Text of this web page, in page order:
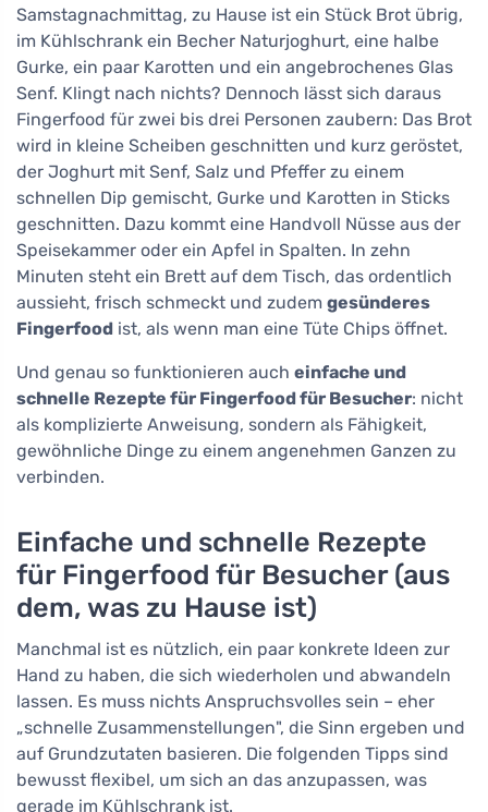
Samstagnachmittag, zu Hause ist ein Stück Brot übrig,
im Kühlschrank ein Becher Naturjoghurt, eine halbe
Gurke, ein paar Karotten und ein angebrochenes Glas
Senf. Klingt nach nichts? Dennoch lässt sich daraus
Fingerfood für zwei bis drei Personen zaubern: Das Brot
wird in kleine Scheiben geschnitten und kurz geröstet,
der Joghurt mit Senf, Salz und Pfeffer zu einem
schnellen Dip gemischt, Gurke und Karotten in Sticks
geschnitten. Dazu kommt eine Handvoll Nüsse aus der
Speisekammer oder ein Apfel in Spalten. In zehn
Minuten steht ein Brett auf dem Tisch, das ordentlich
aussieht, frisch schmeckt und zudem gesünderes
Fingerfood ist, als wenn man eine Tüte Chips öffnet.
Und genau so funktionieren auch einfache und
schnelle Rezepte für Fingerfood für Besucher: nicht
als komplizierte Anweisung, sondern als Fähigkeit,
gewöhnliche Dinge zu einem angenehmen Ganzen zu
verbinden.
Einfache und schnelle Rezepte
für Fingerfood für Besucher (aus
dem, was zu Hause ist)
Manchmal ist es nützlich, ein paar konkrete Ideen zur
Hand zu haben, die sich wiederholen und abwandeln
lassen. Es muss nichts Anspruchsvolles sein – eher
„schnelle Zusammenstellungen", die Sinn ergeben und
auf Grundzutaten basieren. Die folgenden Tipps sind
bewusst flexibel, um sich an das anzupassen, was
gerade im Kühlschrank ist.